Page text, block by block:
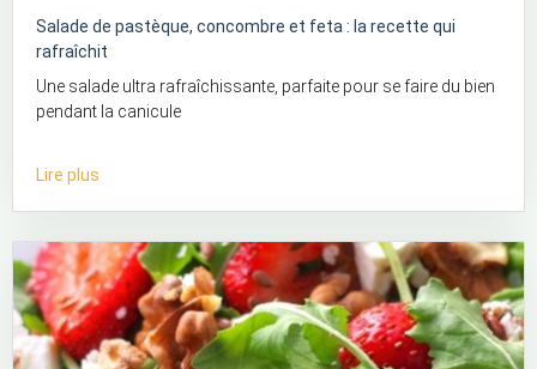
Salade de pastèque, concombre et feta : la recette qui
rafraîchit
Une salade ultra rafraîchissante, parfaite pour se faire du bien
pendant la canicule
Lire plus